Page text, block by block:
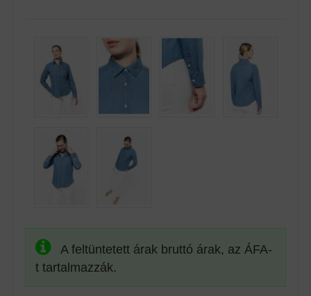
A feltüntetett árak bruttó árak, az ÁFA-
t tartalmazzák.